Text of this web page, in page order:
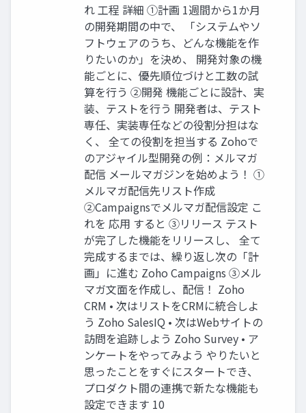
れ 工程 詳細 ➀計画 1週間から1か月
の開発期間の中で、 「システムやソ
フトウェアのうち、どんな機能を作
りたいのか」を決め、 開発対象の機
能ごとに、優先順位づけと工数の試
算を行う ➁開発 機能ごとに設計、実
装、テストを行う 開発者は、テスト
専任、実装専任などの役割分担はな
く、 全ての役割を担当する Zohoで
のアジャイル型開発の例：メルマガ
配信 メールマガジンを始めよう！ ①
メルマガ配信先リスト作成
②Campaignsでメルマガ配信設定 こ
れを 応用 すると ③リリース テスト
が完了した機能をリリースし、 全て
完成するまでは、繰り返し次の「計
画」に進む Zoho Campaigns ③メル
マガ文面を作成し、配信！ Zoho
CRM • 次はリストをCRMに統合しよ
う Zoho SalesIQ • 次はWebサイトの
訪問を追跡しよう Zoho Survey • ア
ンケートをやってみよう やりたいと
思ったことをすぐにスタートでき、
プロダクト間の連携で新たな機能も
設定できます 10